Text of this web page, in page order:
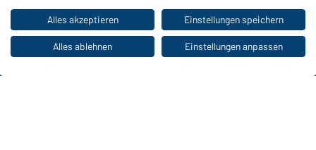
Zum Privatkunden-Shop
WORKWEAR COLLECTION
Die ideale Wahl für Professionals: Kollektionen
entdecken!
Alles akzeptieren Einstellungen speichern
Alles ablehnen Einstellungen anpassen